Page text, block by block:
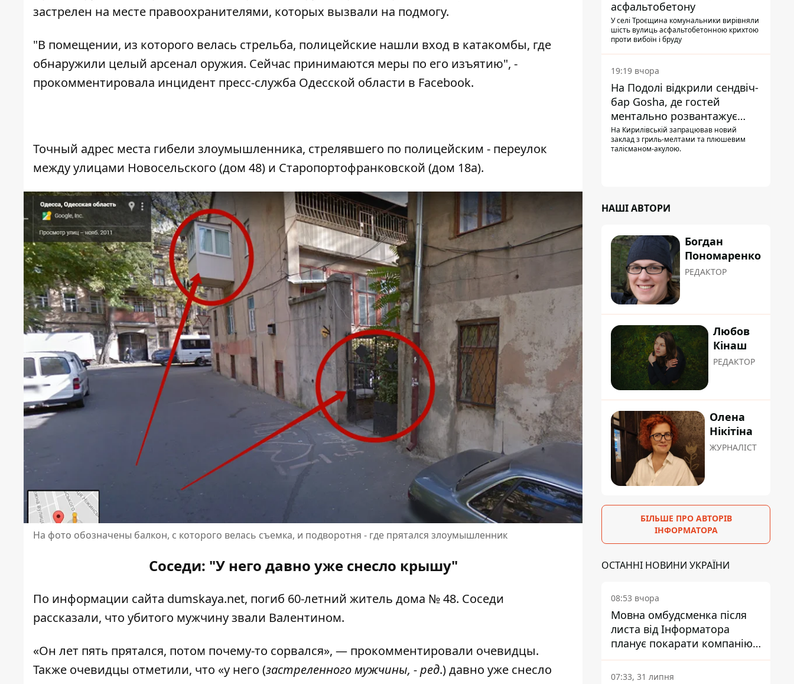
застрелен на месте правоохранителями, которых вызвали на подмогу.
"В помещении, из которого велась стрельба, полицейские нашли вход в катакомбы, где
обнаружили целый арсенал оружия. Сейчас принимаются меры по его изъятию", -
прокомментировала инцидент пресс-служба Одесской области в Facebook.
Точный адрес места гибели злоумышленника, стрелявшего по полицейским - переулок
между улицами Новосельского (дом 48) и Старопортофранковской (дом 18а).
На фото обозначены балкон, с которого велась съемка, и подворотня - где прятался злоумышленник
Соседи: "У него давно уже снесло крышу"
По информации сайта dumskaya.net, погиб 60-летний житель дома № 48. Соседи
рассказали, что убитого мужчину звали Валентином.
«Он лет пять прятался, потом почему-то сорвался», — прокомментировали очевидцы.
Также очевидцы отметили, что «у него (застреленного мужчины, - ред.) давно уже снесло
асфальтобетону
У селі Троєщина комунальники вирівняли
шість вулиць асфальтобетонною крихтою
проти вибоїн і бруду
19:19 вчора
На Подолі відкрили сендвіч-
бар Gosha, де гостей
ментально розвантажує
акула
На Кирилівській запрацював новий
заклад з гриль-мелтами та плюшевим
талісманом-акулою.
НАШІ АВТОРИ
Богдан
Пономаренко
РЕДАКТОР
Любов
Кінаш
РЕДАКТОР
Олена
Нікітіна
ЖУРНАЛІСТ
БІЛЬШЕ ПРО АВТОРІВ
ІНФОРМАТОРА
ОСТАННІ НОВИНИ УКРАЇНИ
08:53 вчора
Мовна омбудсменка після
листа від Інформатора
планує покарати компанію-
підрядника ПриватБанку
07:33, 31 липня